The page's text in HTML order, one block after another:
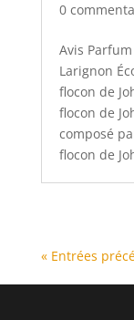
0
Avis
Larignon
flocon de
flocon de
composé
flocon de
« Entrées